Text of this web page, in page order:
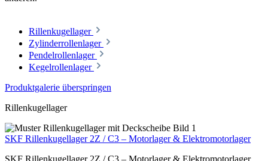
Rillenkugellager
Zylinderrollenlager
Pendelrollenlager
Kegelrollenlager
Produktgalerie überspringen
Rillenkugellager
SKF Rillenkugellager 2Z / C3 – Motorlager & Elektromotorlager